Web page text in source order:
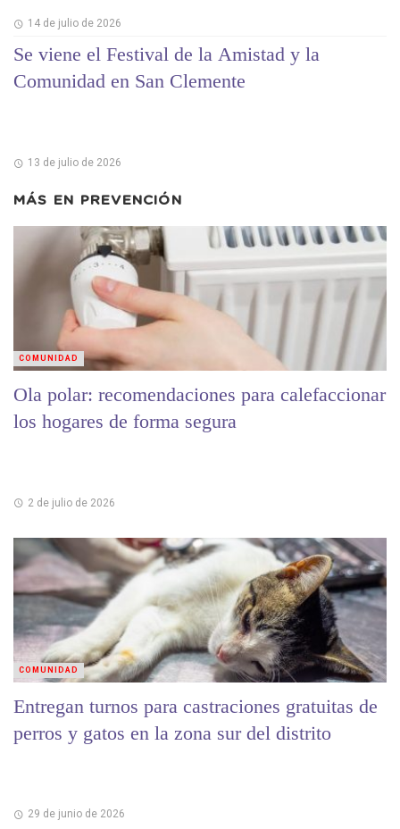
14 de julio de 2026
Se viene el Festival de la Amistad y la
Comunidad en San Clemente
13 de julio de 2026
MÁS EN PREVENCIÓN
Ola polar: recomendaciones para calefaccionar
los hogares de forma segura
2 de julio de 2026
COMUNIDAD
Entregan turnos para castraciones gratuitas de
perros y gatos en la zona sur del distrito
29 de junio de 2026
COMUNIDAD